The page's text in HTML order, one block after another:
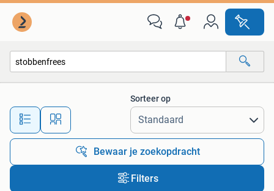
Alle afstanden…
Sorteer op
Bewaar je zoekopdracht
Filters